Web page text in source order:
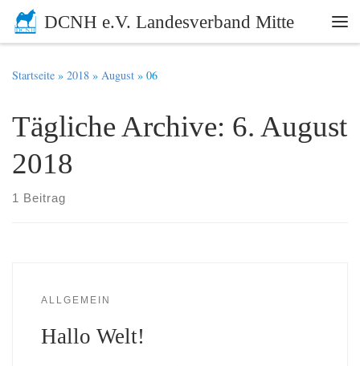
Zum Inhalt springen
DCNH e.V. Landesverband Mitte
Startseite » 2018 » August » 06
Tägliche Archive: 6. August
2018
1 Beitrag
ALLGEMEIN
Hallo Welt!